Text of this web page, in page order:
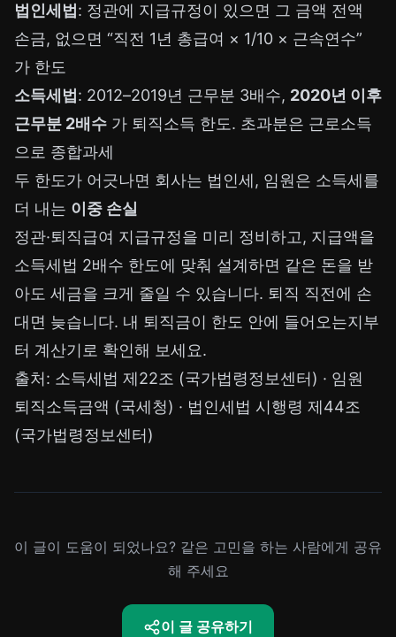
법인세법 : 정관에 지급규정이 있으면 그 금액 전액
손금, 없으면 “직전 1년 총급여 × 1/10 × 근속연수”
가 한도
소득세법 : 2012–2019년 근무분 3배수, 2020년 이후
근무분 2배수 가 퇴직소득 한도. 초과분은 근로소득
으로 종합과세
두 한도가 어긋나면 회사는 법인세, 임원은 소득세를
더 내는 이중 손실
정관·퇴직급여 지급규정을 미리 정비하고, 지급액을
소득세법 2배수 한도에 맞춰 설계하면 같은 돈을 받
아도 세금을 크게 줄일 수 있습니다. 퇴직 직전에 손
대면 늦습니다. 내 퇴직금이 한도 안에 들어오는지부
터 계산기로 확인해 보세요.
출처: 소득세법 제22조 (국가법령정보센터) · 임원
퇴직소득금액 (국세청) · 법인세법 시행령 제44조
(국가법령정보센터)
이 글이 도움이 되었나요? 같은 고민을 하는 사람에게 공유
해 주세요
이 글 공유하기